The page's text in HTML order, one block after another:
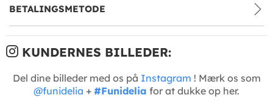
BETALINGSMETODE
KUNDERNES BILLEDER:
Del dine billeder med os på Instagram ! Mærk os som
@funidelia + #Funidelia for at dukke op her.